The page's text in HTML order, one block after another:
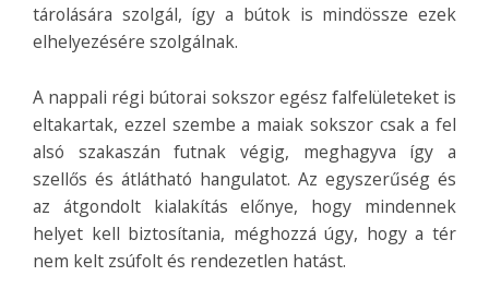
tárolására szolgál, így a bútok is mindössze ezek
elhelyezésére szolgálnak.
A nappali régi bútorai sokszor egész falfelületeket is
eltakartak, ezzel szembe a maiak sokszor csak a fel
alsó szakaszán futnak végig, meghagyva így a
szellős és átlátható hangulatot. Az egyszerűség és
az átgondolt kialakítás előnye, hogy mindennek
helyet kell biztosítania, méghozzá úgy, hogy a tér
nem kelt zsúfolt és rendezetlen hatást.